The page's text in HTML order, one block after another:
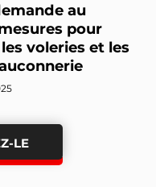
au
pour
voleries et les
LE